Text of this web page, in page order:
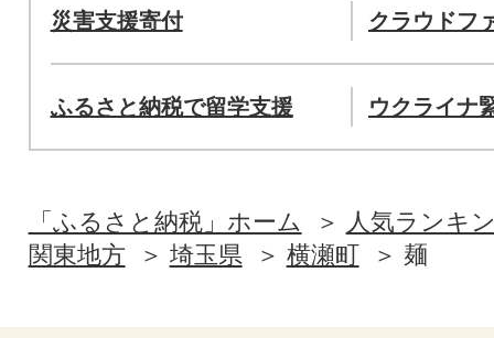
災害支援寄付 クラウドフ
ふるさと納税で留学支援 ウクライナ
「ふるさと納税」ホーム
人気ランキ
関東地方
埼玉県 横瀬町 麺